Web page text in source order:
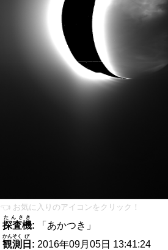
👈 お気に入りのアイコンをクリック！
探査機
たんさき
:
「あかつき」
観測
かんそく
日
び
: 2016年09月05日 13:41:24